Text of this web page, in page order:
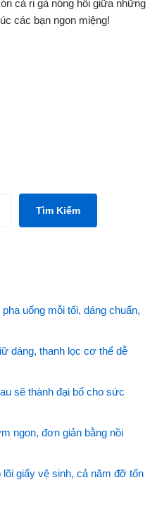
cà ri gà nóng hổi giữa những
các bạn ngon miệng!
Tìm Kiếm
uống mỗi tối, dáng chuẩn,
dáng, thanh lọc cơ thể dễ
sẽ thành đại bổ cho sức
ngon, đơn giản bằng nồi
giấy vệ sinh, cả năm đỡ tốn